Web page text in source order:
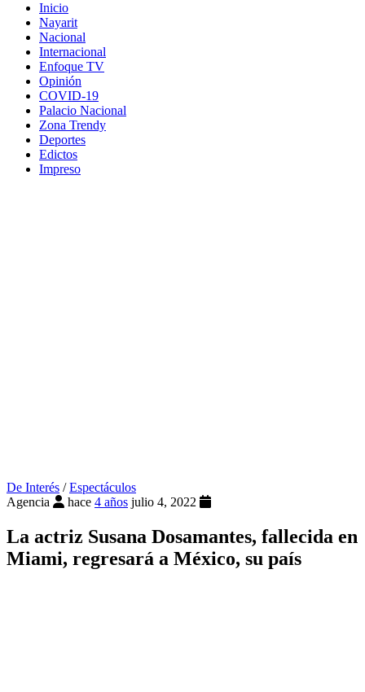
Inicio
Nayarit
Nacional
Internacional
Enfoque TV
Opinión
COVID-19
Palacio Nacional
Zona Trendy
Deportes
Edictos
Impreso
De Interés /Espectáculos
Agencia
hace 4 años julio 4, 2022
La actriz Susana Dosamantes, fallecida en
Miami, regresará a México, su país